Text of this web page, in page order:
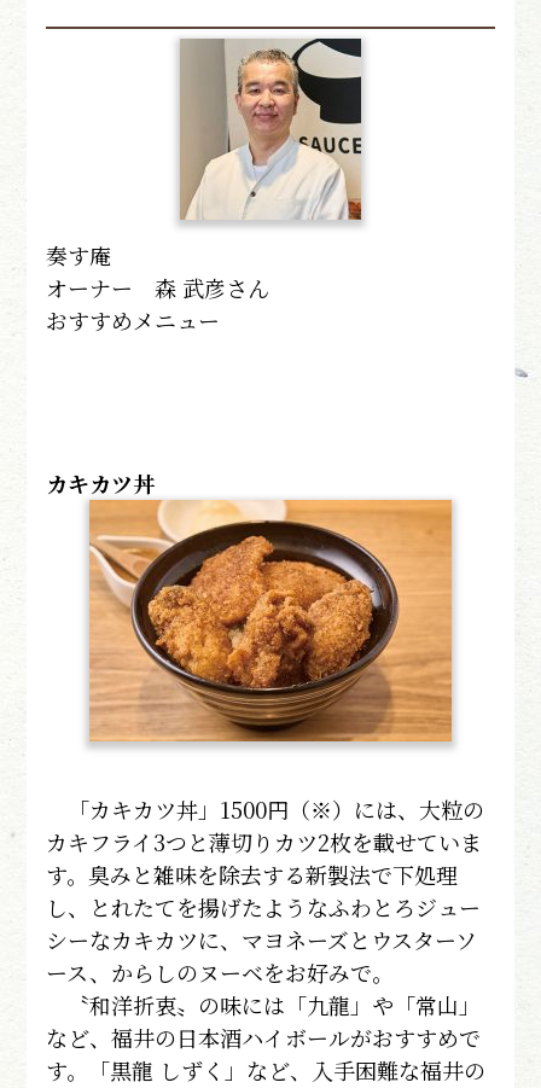
奏す庵
オーナー 森 武彦さん
おすすめメニュー
カキカツ丼
「カキカツ丼」1500円（※）には、大粒の
カキフライ3つと薄切りカツ2枚を載せていま
す。臭みと雑味を除去する新製法で下処理
し、とれたてを揚げたようなふわとろジュー
シーなカキカツに、マヨネーズとウスターソ
ース、からしのヌーベをお好みで。
〝和洋折衷〟の味には「九龍」や「常山」
など、福井の日本酒ハイボールがおすすめで
す。「黒龍 しずく」など、入手困難な福井の